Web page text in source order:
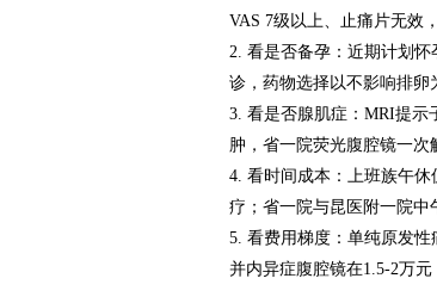
VAS 7级以上、止痛片无效
2. 看是否备孕：近期计划
诊，药物选择以不影响排卵
3. 看是否腺肌症：MRI提示
肿，省一院荧光腹腔镜一次
4. 看时间成本：上班族午
疗；省一院与昆医附一院中
5. 看费用梯度：单纯原发
并内异症腹腔镜在1.5-2万元